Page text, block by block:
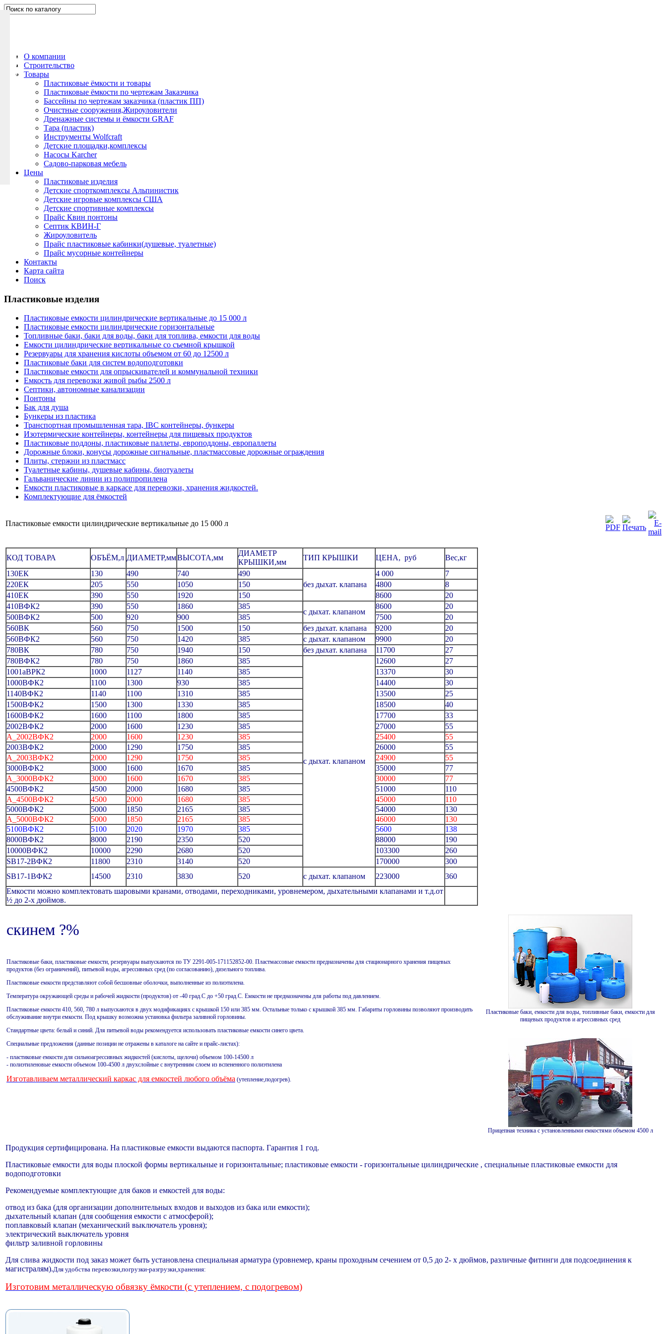
О компании
Строительство
Товары
Пластиковые ёмкости и товары
Пластиковые ёмкости по чертежам Заказчика
Бассейны по чертежам заказчика (пластик ПП)
Очистные сооружения,Жироуловители
Дренажные системы и ёмкости GRAF
Тара (пластик)
Инструменты Wolfcraft
Детские площадки,комплексы
Насосы Karcher
Садово-парковая мебель
Цены
Пластиковые изделия
Детские спорткомплексы Альпинистик
Детские игровые комплексы США
Детские спортивные комплексы
Прайс Квин понтоны
Септик КВИН-Г
Жироуловитель
Прайс пластиковые кабинки(душевые, туалетные)
Прайс мусорные контейнеры
Контакты
Карта сайта
Поиск
Пластиковые изделия
Пластиковые емкости цилиндрические вертикальные до 15 000 л
Пластиковые емкости цилиндрические горизонтальные
Топливные баки, баки для воды, баки для топлива, емкости для воды
Емкости цилиндрические вертикальные со съемной крышкой
Резервуары для хранения кислоты объемом от 60 до 12500 л
Пластиковые баки для систем водоподготовки
Пластиковые емкости для опрыскивателей и коммунальной техники
Емкость для перевозки живой рыбы 2500 л
Септики, автономные канализации
Понтоны
Бак для душа
Бункеры из пластика
Транспортная промышленная тара, IBC контейнеры, бункеры
Изотермические контейнеры, контейнеры для пищевых продуктов
Пластиковые поддоны, пластиковые паллеты, европоддоны, европаллеты
Дорожные блоки, конусы дорожные сигнальные, пластмассовые дорожные ограждения
Плиты, стержни из пластмасс
Туалетные кабины, душевые кабины, биотуалеты
Гальванические линии из полипропилена
Емкости пластиковые в каркасе для перевозки, хранения жидкостей.
Комплектующие для ёмкостей
ш
и
т
Пластиковые емкости цилиндрические вертикальные до 15 000 л
КОД ТОВАРА ОБЪЁМ,л ДИАМЕТР,ммВЫСОТА,мм
ДИАМЕТР
КРЫШКИ,мм
ТИП КРЫШКИ ЦЕНА, руб
Вес,кг
130ЕК
130 490 740
490
без дыхат. клапана
4 000
7
220ЕК
205 550 1050 150 4800
8
410ЕК
390 550 1920 150 8600
20
410ВФК2
390 550 1860 385
с дыхат. клапаном
8600
20
500ВФК2
500 920 900 385 7500
20
560ВК
560 750 1500 150 без дыхат. клапана 9200
20
560ВФК2
560 750 1420 385 с дыхат. клапаном 9900
20
780ВК
780 750 1940 150 без дыхат. клапана 11700
27
780ВФК2
780 750 1860 385
с дыхат. клапаном
12600
27
1001аВРК2
1000 1127 1140 385 13370
30
1000ВФК2
1100 1300 930 385 14400
30
1140ВФК2
1140 1100 1310 385 13500
25
1500ВФК2
1500 1300 1330 385 18500
40
1600ВФК2
1600 1100 1800 385 17700
33
2002ВФК2
2000 1600 1230 385 27000
55
А_2002ВФК2
2000 1600 1230 385 25400
55
2003ВФК2
2000 1290 1750 385 26000
55
А_2003ВФК2
2000 1290 1750 385 24900
55
3000ВФК2
3000 1600 1670 385 35000
77
А_3000ВФК2
3000 1600 1670 385 30000
77
4500ВФК2
4500 2000 1680 385 51000
110
А_4500ВФК2
4500 2000 1680 385 45000
110
5000ВФК2
5000 1850 2165 385 54000
130
А_5000ВФК2
5000 1850 2165 385 46000
130
5100ВФК2
5100 2020 1970 385 5600
138
8000ВФК2
8000 2190 2350 520 88000
190
10000ВФК2
10000 2290 2680 520 103300
260
SB17-2ВФК2
11800 2310 3140 520 170000
300
SB17-1ВФК2
14500 2310 3830 520 с дыхат. клапаном 223000
360
Емкости можно комплектовать шаровыми кранами, отводами, переходниками, уровнемером, дыхательными клапанами и т.д.от
½ до 2-х дюймов.
скинем ?%
Пластиковые баки, пластиковые емкости, резервуары выпускаются по ТУ 2291-005-171152852-00. Пластмассовые емкости предназначены для стационарного хранения пищевых
продуктов (без ограничений), питьевой воды, агрессивных сред (по согласованию), дизельного топлива.
Пластиковые емкости представляют собой бесшовные оболочки, выполненные из полиэтилена.
Температура окружающей среды и рабочей жидкости (продуктов) от -40 град.С до +50 град.С. Емкости не предназначены для работы под давлением.
Пластиковые емкости 410, 560, 780 л выпускаются в двух модификациях с крышкой 150 или 385 мм. Остальные только с крышкой 385 мм. Габариты горловины позволяют производить
обслуживание внутри емкости. Под крышку возможна установка фильтра заливной горловины.
Стандартные цвета: белый и синий. Для питьевой воды рекомендуется использовать пластиковые емкости синего цвета.
Специальные предложения (данные позиции не отражены в каталоге на сайте и прайс-листах):
- пластиковые емкости для сильноагрессивных жидкостей (кислоты, щелочи) объемом 100-14500 л
- полиэтиленовые емкости объемом 100-4500 л двухслойные с внутренним слоем из вспененного полиэтилена
Изготавливаем металлический каркас для емкостей любого объёма (утепление,подогрев).
Пластиковые баки, емкости для воды, топливные баки, емкости для
пищевых продуктов и агрессивных сред
Прицепная техника с установленными емкостями объемом 4500 л
Продукция сертифицирована. На пластиковые емкости выдаются паспорта. Гарантия 1 год.
Пластиковые емкости для воды плоской формы вертикальные и горизонтальные; пластиковые емкости - горизонтальные цилиндрические , специальные пластиковые емкости для
водоподготовки
Рекомендуемые комплектующие для баков и емкостей для воды:
отвод из бака (для организации дополнительных входов и выходов из бака или емкости);
дыхательный клапан (для сообщения емкости с атмосферой);
поплавковый клапан (механический выключатель уровня);
электрический выключатель уровня
фильтр заливной горловины
Для слива жидкости под заказ может быть установлена специальная арматура (уровнемер, краны проходным сечением от 0,5 до 2- х дюймов, различные фитинги для подсоединения к
магистралям).Для удобства перевозки,погрузки-разгрузки,хранения:
Изготовим металлическую обвязку ёмкости (с утеплением, с подогревом)